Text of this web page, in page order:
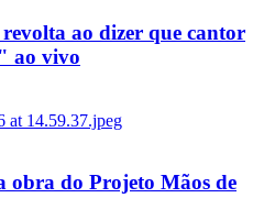
ao dizer que cantor
ao vivo
obra do Projeto Mãos de